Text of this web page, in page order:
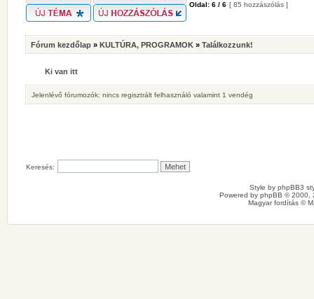
Oldal: 6 / 6 [ 85 hozzászólás ]
Fórum kezdőlap » KULTÚRA, PROGRAMOK » Találkozzunk!
Ki van itt
Jelenlévő fórumozók: nincs regisztrált felhasználó valamint 1 vendég
Keresés:
Style by phpBB3
Powered by phpBB © 2000,
Magyar fordítás ©